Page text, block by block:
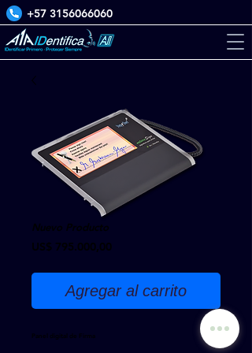
+57 3156066060
Nuevo Producto
US$ 795.000,00
Agregar al carrito
Panel digital de Firma